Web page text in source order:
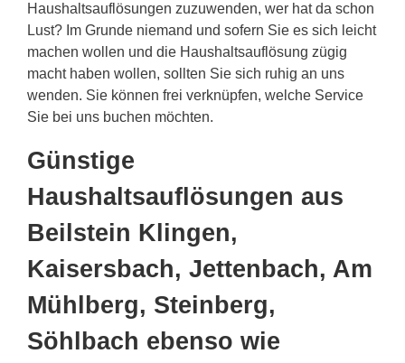
Haushaltsauflösungen zuzuwenden, wer hat da schon
Lust? Im Grunde niemand und sofern Sie es sich leicht
machen wollen und die Haushaltsauflösung zügig
macht haben wollen, sollten Sie sich ruhig an uns
wenden. Sie können frei verknüpfen, welche Service
Sie bei uns buchen möchten.
Günstige
Haushaltsauflösungen aus
Beilstein Klingen,
Kaisersbach, Jettenbach, Am
Mühlberg, Steinberg,
Söhlbach ebenso wie